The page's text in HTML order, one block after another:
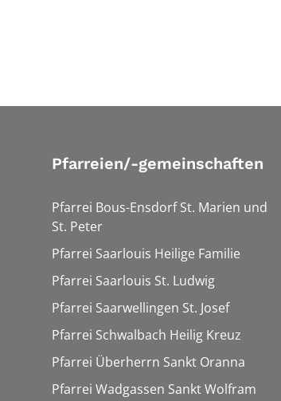
Pfarreien/-gemeinschaften
Pfarrei Bous-Ensdorf St. Marien und
St. Peter
Pfarrei Saarlouis Heilige Familie
Pfarrei Saarlouis St. Ludwig
Pfarrei Saarwellingen St. Josef
Pfarrei Schwalbach Heilig Kreuz
Pfarrei Überherrn Sankt Oranna
Pfarrei Wadgassen Sankt Wolfram